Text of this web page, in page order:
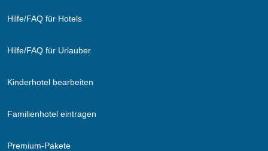
Hilfe/FAQ für Hotels
Hilfe/FAQ für Urlauber
Kinderhotel bearbeiten
Familienhotel eintragen
Premium-Pakete